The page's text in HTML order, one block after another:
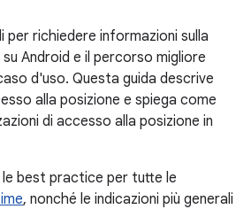
per richiedere informazioni sulla
Android e il percorso migliore
d'uso. Questa guida descrive
alla posizione e spiega come
di accesso alla posizione in
le best practice per tutte le
, nonché le indicazioni più generali